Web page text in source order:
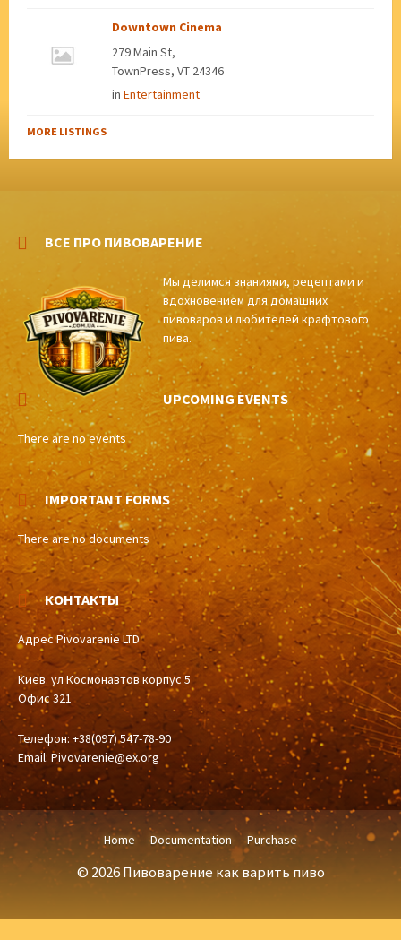
Downtown Cinema
279 Main St,
TownPress, VT 24346
in Entertainment
MORE LISTINGS
ВСЕ ПРО ПИВОВАРЕНИЕ
Мы делимся знаниями, рецептами и
вдохновением для домашних
пивоваров и любителей крафтового
пива.
UPCOMING EVENTS
There are no events
IMPORTANT FORMS
There are no documents
КОНТАКТЫ
Адрес Pivovarenie LTD
Киев. ул Космонавтов корпус 5
Офис 321
Телефон: +38(097) 547-78-90
Email: Pivovarenie@ex.org
Home Documentation Purchase
© 2026 Пивоварение как варить пиво